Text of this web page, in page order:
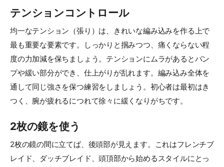
テンションコントロール
均一なテンション（張り）は、きれいな編み込みを作る上で
最も重要な要素です。しっかりと掴みつつ、痛くならない程
度の力加減を保ちましょう。テンションにムラがあるとバン
プや緩い部分ができ、仕上がりが乱れます。編み込み全体を
通して同じ強さを保つ練習をしましょう。初心者は最初はき
つく、腕が疲れるにつれて徐々に緩くなりがちです。
2枚の鏡を使う
2枚の鏡の間に立てば、後頭部が見えます。これはフレンチブ
レイド、ダッチブレイド、頭頂部から始めるスタイルにとっ